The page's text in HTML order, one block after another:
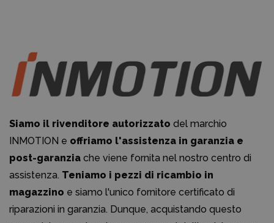
Siamo il rivenditore autorizzato del marchio
INMOTION e offriamo l'assistenza in garanzia e
post-garanzia che viene fornita nel nostro centro di
assistenza. Teniamo i pezzi di ricambio in
magazzino e siamo l'unico fornitore certificato di
riparazioni in garanzia. Dunque, acquistando questo